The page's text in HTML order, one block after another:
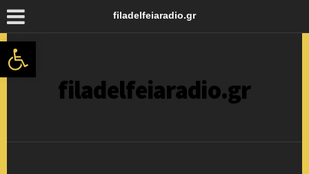
Ανοίξτε τη γραμμή εργαλείων
filadelfeiaradio.gr
filadelfeiaradio.gr